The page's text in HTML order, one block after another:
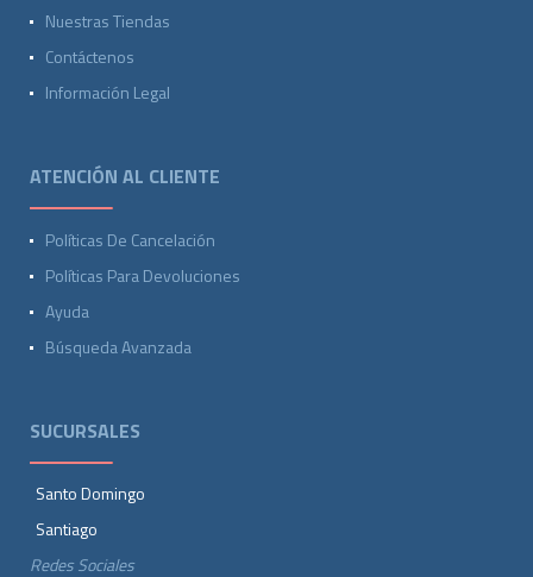
Nuestras Tiendas
Contáctenos
Información Legal
ATENCIÓN AL CLIENTE
Políticas De Cancelación
Políticas Para Devoluciones
Ayuda
Búsqueda Avanzada
SUCURSALES
Santo Domingo
Santiago
Redes Sociales